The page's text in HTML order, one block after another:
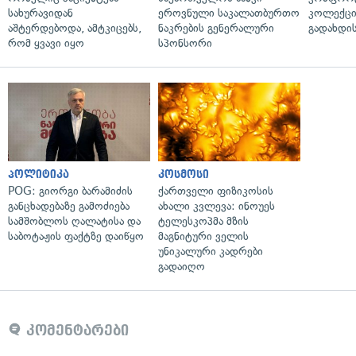
სახურავიდან
აშტერდებოდა, ამტკიცებს,
რომ ყვავი იყო
ეროვნული საკალათბურთო
ნაკრების გენერალური
სპონსორი
პოლიტიკა
POG: გიორგი ბარამიძის
განცხადებაზე გამოძიება
სამშობლოს ღალატისა და
საბოტაჟის ფაქტზე დაიწყო
კოსმოსი
ქართველი ფიზიკოსის
ახალი კვლევა: ინოუეს
ტელესკოპმა მზის
მაგნიტური ველის
უნიკალური კადრები
გადაიღო
კომენტარები